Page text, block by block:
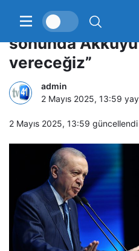
Cumhurbaşkanı
sonunda
vereceğiz”
admin
2 Mayıs 2025, 13:59
2 Mayıs 2025, 13:59 güncellendi